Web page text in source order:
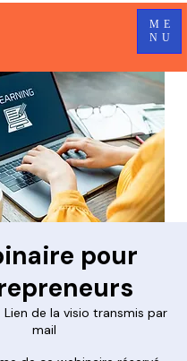
ME
NU
pour
Lien de la visio transmis par
mail